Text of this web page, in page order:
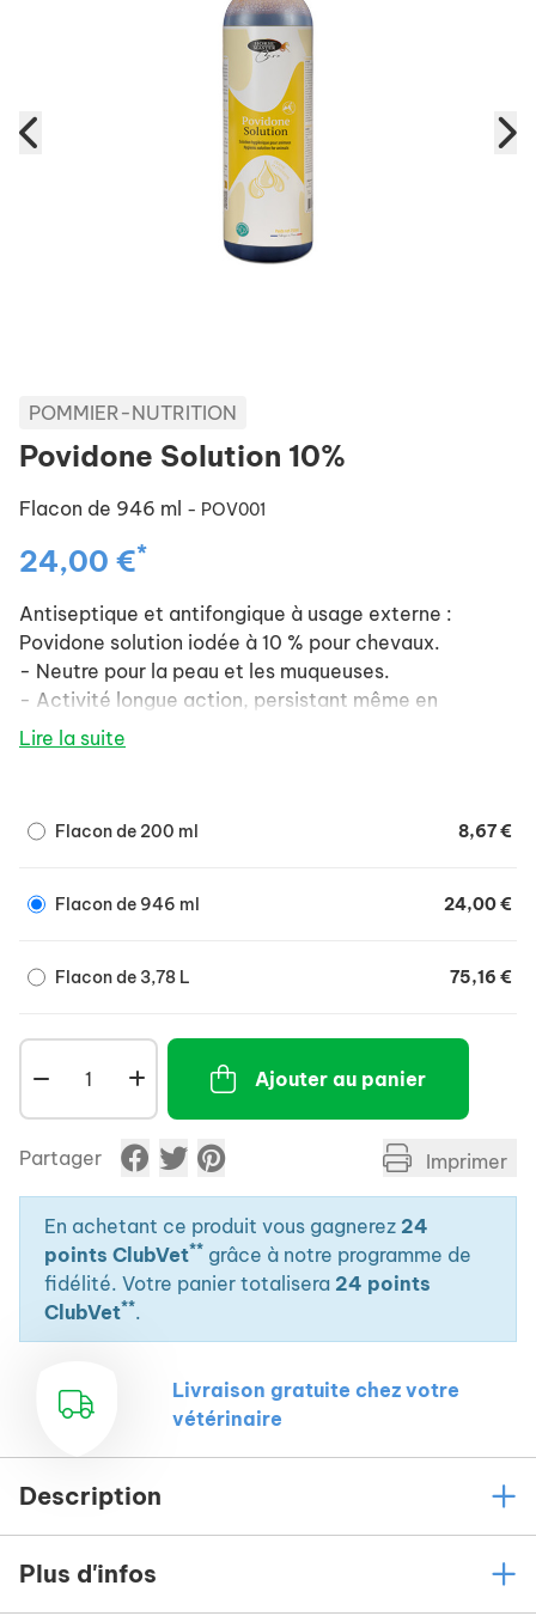
POMMIER-NUTRITION
Povidone Solution 10%
Flacon de 946 ml - POV001
24,00 €*
Antiseptique et antifongique à usage externe :
Povidone solution iodée à 10 % pour chevaux.
- Neutre pour la peau et les muqueuses.
- Activité longue action, persistant même en
présence de matière biologique.
peau).
Lire la suite
Flacon de 200 ml 8,67 €
Flacon de 946 ml 24,00 €
Flacon de 3,78 L 75,16 €
Ajouter au panier
Partager Imprimer
En achetant ce produit vous gagnerez 24
points ClubVet** grâce à notre programme de
fidélité. Votre panier totalisera 24 points
ClubVet**.
Livraison gratuite chez votre
vétérinaire
Description
Plus d'infos